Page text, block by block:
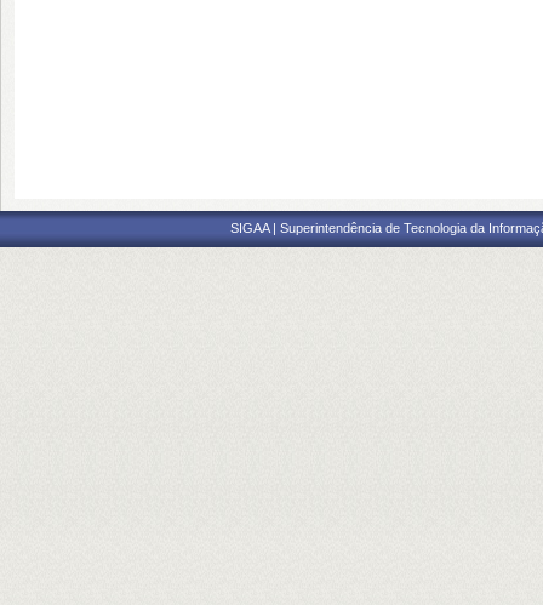
SIGAA | Superintendência de Tecnologia da